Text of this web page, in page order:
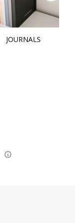
JOURNALS